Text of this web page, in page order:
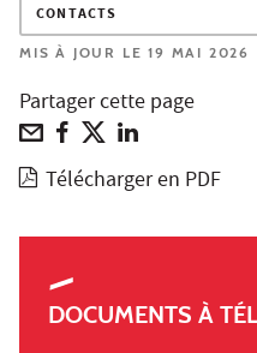
CONTACTS
MIS À JOUR LE 19 MAI 2026
Partager cette page
Télécharger en PDF
DOCUMENTS À